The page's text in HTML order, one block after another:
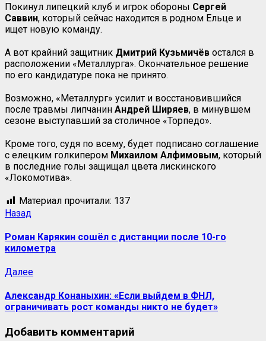
Покинул липецкий клуб и игрок обороны Сергей
Саввин, который сейчас находится в родном Ельце и
ищет новую команду.
А вот крайний защитник Дмитрий Кузьмичёв остался в
расположении «Металлурга». Окончательное решение
по его кандидатуре пока не принято.
Возможно, «Металлург» усилит и восстановившийся
после травмы липчанин Андрей Ширяев, в минувшем
сезоне выступавший за столичное «Торпедо».
Кроме того, судя по всему, будет подписано соглашение
с елецким голкипером Михаилом Алфимовым, который
в последние голы защищал цвета лискинского
«Локомотива».
Материал прочитали: 137
Назад
Роман Карякин сошёл с дистанции после 10-го
километра
Далее
Александр Конаныхин: «Если выйдем в ФНЛ,
ограничивать рост команды никто не будет»
Добавить комментарий